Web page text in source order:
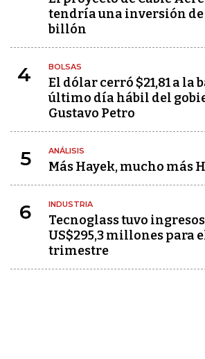
tendría una inversión de
billón
4 BOLSAS
El dólar cerró $21,81 a la
último día hábil del
Gustavo Petro
5 ANÁLISIS
Más Hayek, mucho más
6 INDUSTRIA
Tecnoglass tuvo
US$295,3 millones para
trimestre